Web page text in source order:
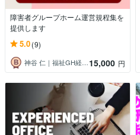
障害者グループホーム運営規程集を
提供します
5.0(9)
神谷 仁｜福祉GH経営の現場コンサル15,000 円